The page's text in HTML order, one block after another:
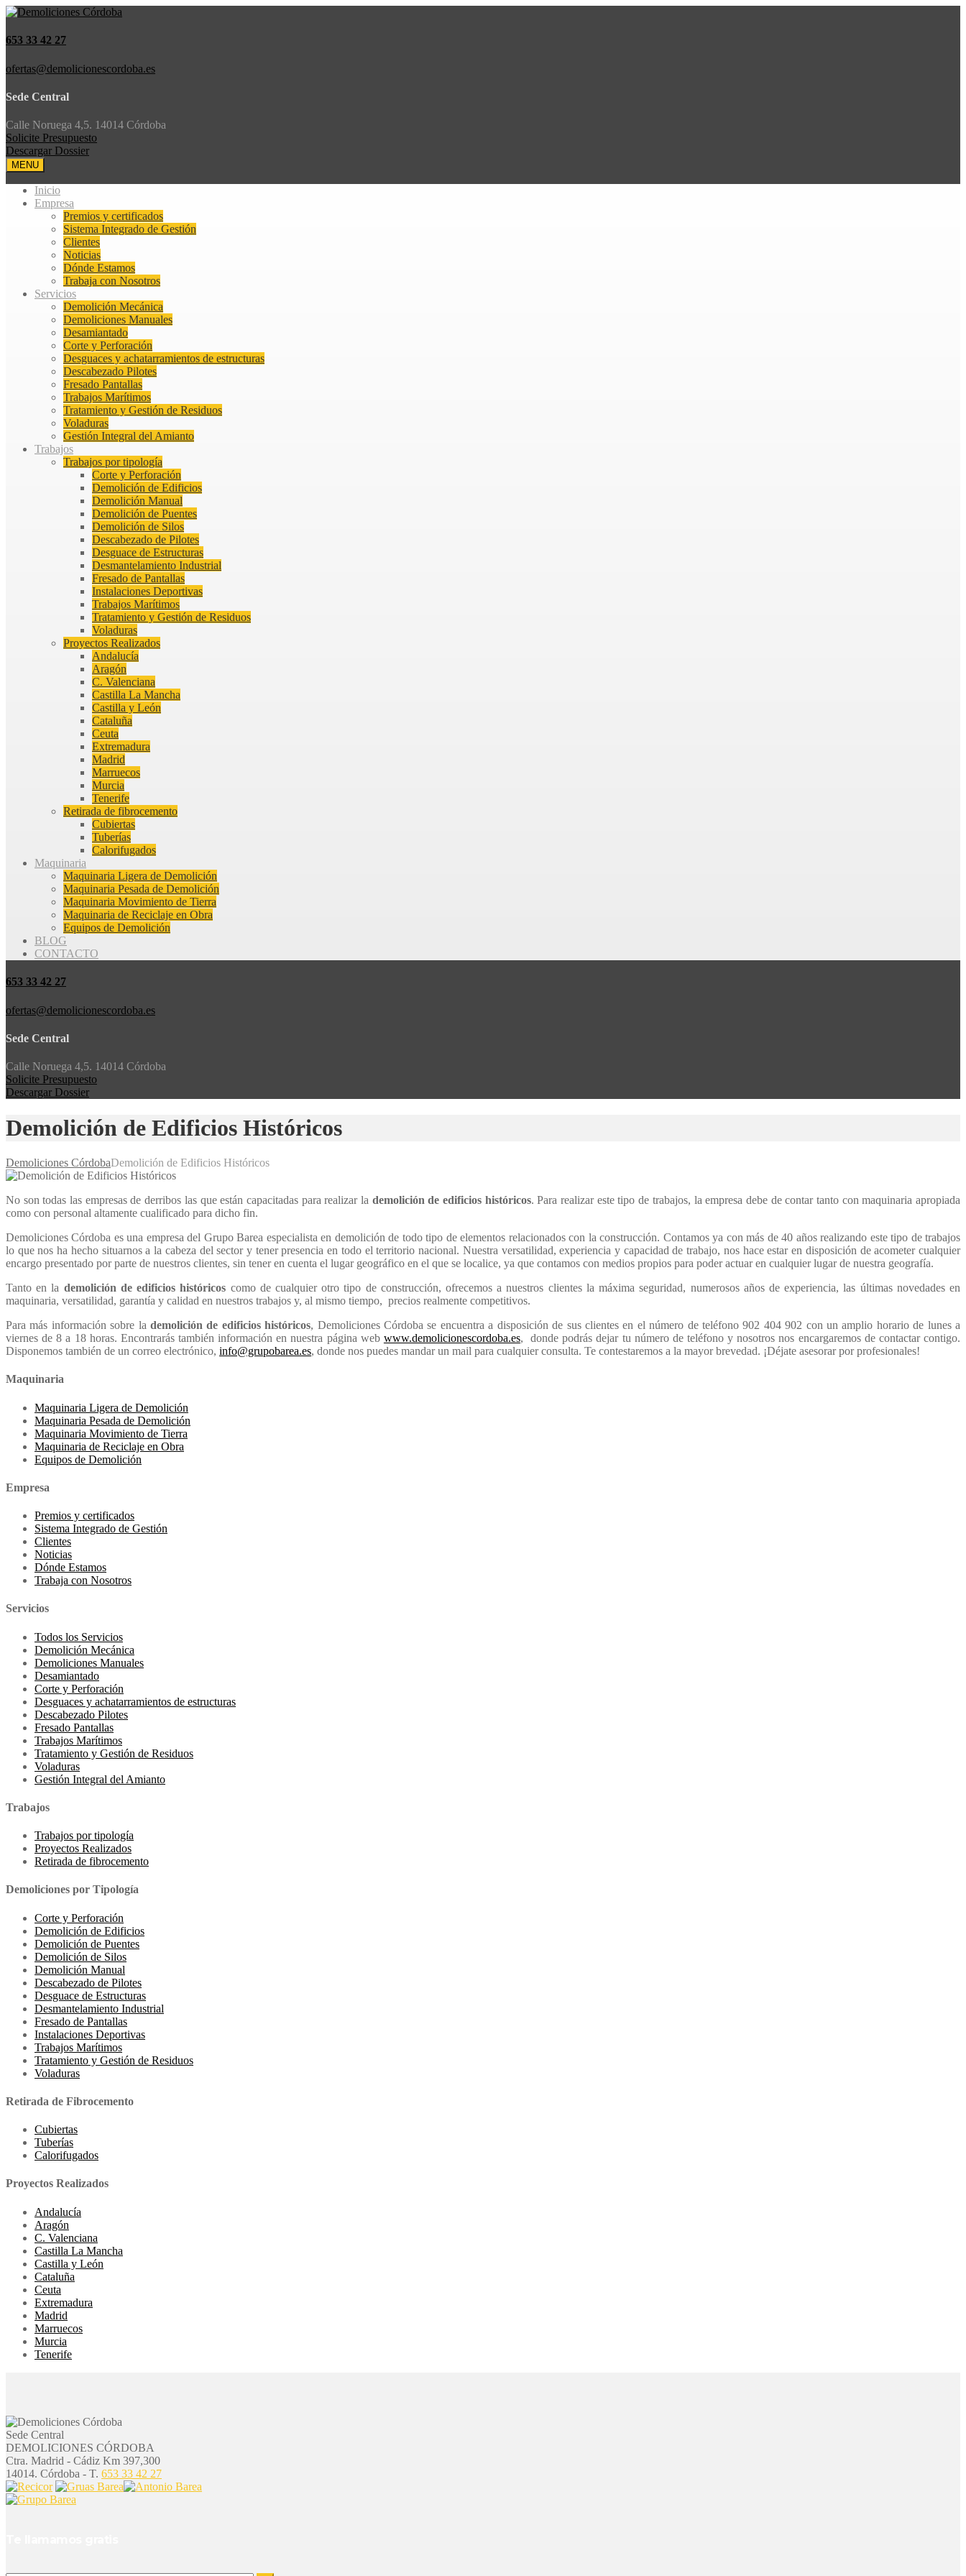
653 33 42 27
ofertas@demolicionescordoba.es
Sede Central
Calle Noruega 4,5. 14014 Córdoba
Solicite Presupuesto
Descargar Dossier
MENU
Inicio
Empresa
Premios y certificados
Sistema Integrado de Gestión
Clientes
Noticias
Dónde Estamos
Trabaja con Nosotros
Servicios
Demolición Mecánica
Demoliciones Manuales
Desamiantado
Corte y Perforación
Desguaces y achatarramientos de estructuras
Descabezado Pilotes
Fresado Pantallas
Trabajos Marítimos
Tratamiento y Gestión de Residuos
Voladuras
Gestión Integral del Amianto
Trabajos
Trabajos por tipología
Corte y Perforación
Demolición de Edificios
Demolición Manual
Demolición de Puentes
Demolición de Silos
Descabezado de Pilotes
Desguace de Estructuras
Desmantelamiento Industrial
Fresado de Pantallas
Instalaciones Deportivas
Trabajos Marítimos
Tratamiento y Gestión de Residuos
Voladuras
Proyectos Realizados
Andalucía
Aragón
C. Valenciana
Castilla La Mancha
Castilla y León
Cataluña
Ceuta
Extremadura
Madrid
Marruecos
Murcia
Tenerife
Retirada de fibrocemento
Cubiertas
Tuberías
Calorifugados
Maquinaria
Maquinaria Ligera de Demolición
Maquinaria Pesada de Demolición
Maquinaria Movimiento de Tierra
Maquinaria de Reciclaje en Obra
Equipos de Demolición
BLOG
CONTACTO
653 33 42 27
ofertas@demolicionescordoba.es
Sede Central
Calle Noruega 4,5. 14014 Córdoba
Solicite Presupuesto
Descargar Dossier
Demolición de Edificios Históricos
Demoliciones CórdobaDemolición de Edificios Históricos
No son todas las empresas de derribos las que están capacitadas para realizar la demolición de edificios históricos. Para realizar este tipo de trabajos, la empresa debe de contar tanto con maquinaria apropiada
como con personal altamente cualificado para dicho fin.
Demoliciones Córdoba es una empresa del Grupo Barea especialista en demolición de todo tipo de elementos relacionados con la construcción. Contamos ya con más de 40 años realizando este tipo de trabajos
lo que nos ha hecho situarnos a la cabeza del sector y tener presencia en todo el territorio nacional. Nuestra versatilidad, experiencia y capacidad de trabajo, nos hace estar en disposición de acometer cualquier
encargo presentado por parte de nuestros clientes, sin tener en cuenta el lugar geográfico en el que se localice, ya que contamos con medios propios para poder actuar en cualquier lugar de nuestra geografía.
Tanto en la demolición de edificios históricos como de cualquier otro tipo de construcción, ofrecemos a nuestros clientes la máxima seguridad, numerosos años de experiencia, las últimas novedades en
maquinaria, versatilidad, garantía y calidad en nuestros trabajos y, al mismo tiempo, precios realmente competitivos.
Para más información sobre lademolición de edificios históricos, Demoliciones Córdoba se encuentra a disposición de sus clientes en el número de teléfono 902 404 902 con un amplio horario de lunes a
viernes de 8 a 18 horas. Encontrarás también información en nuestra página web www.demolicionescordoba.es, donde podrás dejar tu número de teléfono y nosotros nos encargaremos de contactar contigo.
Disponemos también de un correo electrónico, info@grupobarea.es, donde nos puedes mandar un mail para cualquier consulta. Te contestaremos a la mayor brevedad. ¡Déjate asesorar por profesionales!
Maquinaria
Maquinaria Ligera de Demolición
Maquinaria Pesada de Demolición
Maquinaria Movimiento de Tierra
Maquinaria de Reciclaje en Obra
Equipos de Demolición
Empresa
Premios y certificados
Sistema Integrado de Gestión
Clientes
Noticias
Dónde Estamos
Trabaja con Nosotros
Servicios
Todos los Servicios
Demolición Mecánica
Demoliciones Manuales
Desamiantado
Corte y Perforación
Desguaces y achatarramientos de estructuras
Descabezado Pilotes
Fresado Pantallas
Trabajos Marítimos
Tratamiento y Gestión de Residuos
Voladuras
Gestión Integral del Amianto
Trabajos
Trabajos por tipología
Proyectos Realizados
Retirada de fibrocemento
Demoliciones por Tipología
Corte y Perforación
Demolición de Edificios
Demolición de Puentes
Demolición de Silos
Demolición Manual
Descabezado de Pilotes
Desguace de Estructuras
Desmantelamiento Industrial
Fresado de Pantallas
Instalaciones Deportivas
Trabajos Marítimos
Tratamiento y Gestión de Residuos
Voladuras
Retirada de Fibrocemento
Cubiertas
Tuberías
Calorifugados
Proyectos Realizados
Andalucía
Aragón
C. Valenciana
Castilla La Mancha
Castilla y León
Cataluña
Ceuta
Extremadura
Madrid
Marruecos
Murcia
Tenerife
Sede Central
DEMOLICIONES CÓRDOBA
Ctra. Madrid - Cádiz Km 397,300
14014. Córdoba - T. 653 33 42 27